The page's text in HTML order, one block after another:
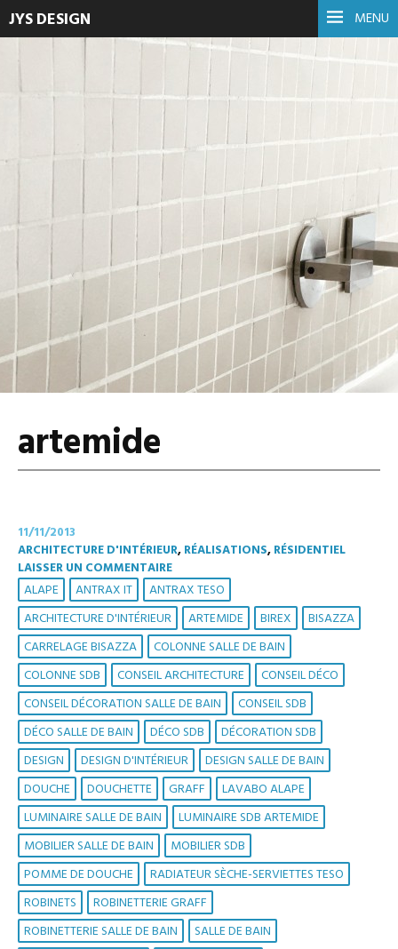
MENU
JYS DESIGN
artemide
11/11/2013
ARCHITECTURE D'INTÉRIEUR,RÉALISATIONS,RÉSIDENTIEL
LAISSER UN COMMENTAIRE
ALAPE ANTRAX IT
ANTRAX TESO
ARCHITECTURE D'INTÉRIEUR
ARTEMIDE BIREX
BISAZZA
CARRELAGE BISAZZA
COLONNE SALLE DE BAIN
COLONNE SDB
CONSEIL ARCHITECTURE
CONSEIL DÉCO
CONSEIL DÉCORATION SALLE DE BAIN
CONSEIL SDB
DÉCO SALLE DE BAIN
DÉCO SDB
DÉCORATION SDB
DESIGN
DESIGN D'INTÉRIEUR
DESIGN SALLE DE BAIN
DOUCHE
DOUCHETTE GRAFF
LAVABO ALAPE
LUMINAIRE SALLE DE BAIN
LUMINAIRE SDB ARTEMIDE
MOBILIER SALLE DE BAIN
MOBILIER SDB
POMME DE DOUCHE
RADIATEUR SÈCHE-SERVIETTES TESO
ROBINETS
ROBINETTERIE GRAFF
ROBINETTERIE SALLE DE BAIN
SALLE DE BAIN